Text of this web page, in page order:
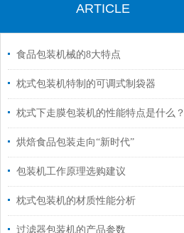
ARTICLE
食品包装机械的8大特点
枕式包装机特制的可调式制袋器
枕式下走膜包装机的性能特点是什么？
烘焙食品包装走向“新时代”
包装机工作原理选购建议
枕式包装机的材质性能分析
过滤器包装机的产品参数